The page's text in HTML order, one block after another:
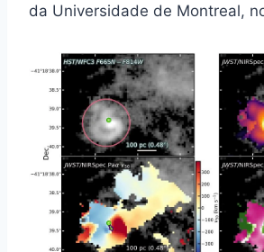
da Universidade de Montreal,